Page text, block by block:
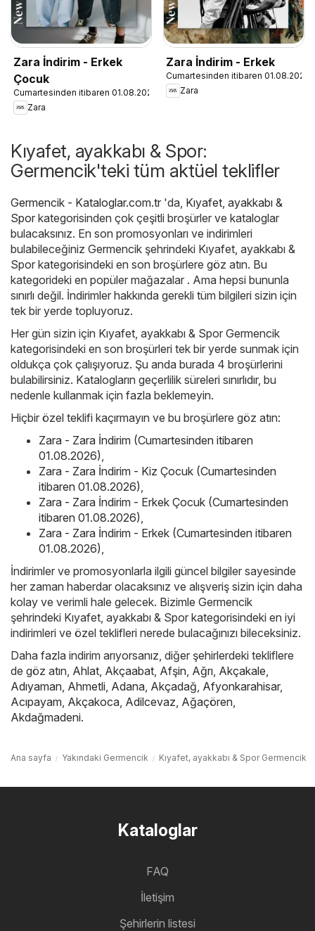
Zara İndirim - Erkek
Çocuk
Cumartesinden itibaren 01.08.2026
Zara
Zara İndirim - Erkek
Cumartesinden itibaren 01.08.2026
Zara
Kıyafet, ayakkabı & Spor:
Germencik'teki tüm aktüel teklifler
Germencik - Kataloglar.com.tr 'da, Kıyafet, ayakkabı &
Spor kategorisinden çok çeşitli broşürler ve kataloglar
bulacaksınız. En son promosyonları ve indirimleri
bulabileceğiniz Germencik şehrindeki Kıyafet, ayakkabı &
Spor kategorisindeki en son broşürlere göz atın. Bu
kategorideki en popüler mağazalar . Ama hepsi bununla
sınırlı değil. İndirimler hakkında gerekli tüm bilgileri sizin için
tek bir yerde topluyoruz.
Her gün sizin için Kıyafet, ayakkabı & Spor Germencik
kategorisindeki en son broşürleri tek bir yerde sunmak için
oldukça çok çalışıyoruz. Şu anda burada 4 broşürlerini
bulabilirsiniz. Katalogların geçerlilik süreleri sınırlıdır, bu
nedenle kullanmak için fazla beklemeyin.
Hiçbir özel teklifi kaçırmayın ve bu broşürlere göz atın:
Zara - Zara İndirim (Cumartesinden itibaren
01.08.2026)
Zara - Zara İndirim - Kiz Çocuk (Cumartesinden
itibaren 01.08.2026)
Zara - Zara İndirim - Erkek Çocuk (Cumartesinden
itibaren 01.08.2026)
Zara - Zara İndirim - Erkek (Cumartesinden itibaren
01.08.2026)
İndirimler ve promosyonlarla ilgili güncel bilgiler sayesinde
her zaman haberdar olacaksınız ve alışveriş sizin için daha
kolay ve verimli hale gelecek. Bizimle Germencik
şehrindeki Kıyafet, ayakkabı & Spor kategorisindeki en iyi
indirimleri ve özel teklifleri nerede bulacağınızı bileceksiniz.
Daha fazla indirim arıyorsanız, diğer şehirlerdeki tekliflere
de göz atın, Ahlat Akçaabat Afşin Ağrı Akçakale
Adıyaman Ahmetli Adana Akçadağ Afyonkarahisar,
Acıpayam Akçakoca Adilcevaz Ağaçören
Akdağmadeni.
Ana sayfa Yakındaki Germencik Kıyafet, ayakkabı & Spor Germencik
Kataloglar
FAQ
İletişim
Şehirlerin listesi